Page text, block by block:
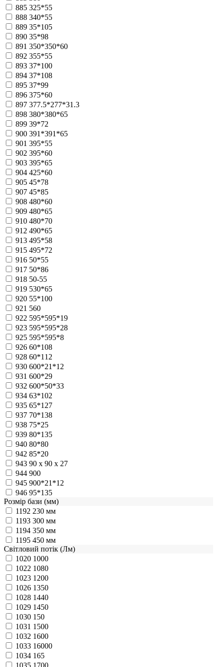
885 325*55
888 340*55
889 35*105
890 35*98
891 350*350*60
892 355*55
893 37*100
894 37*108
895 37*99
896 375*60
897 377.5*277*31.3
898 380*380*65
899 39*72
900 391*391*65
901 395*55
902 395*60
903 395*65
904 425*60
905 45*78
907 45*85
908 480*60
909 480*65
910 480*70
912 490*65
913 495*58
915 495*72
916 50*55
917 50*86
918 50-55
919 530*65
920 55*100
921 560
922 595*595*19
923 595*595*28
925 595*595*8
926 60*108
928 60*112
930 600*21*12
931 600*29
932 600*50*33
934 63*102
935 65*127
937 70*138
938 75*25
939 80*135
940 80*80
942 85*20
943 90 x 90 x 27
944 900
945 900*21*12
946 95*135
Розмір бази (мм)
1192 230 мм
1193 300 мм
1194 350 мм
1195 450 мм
Світловий потік (Лм)
1020 1000
1022 1080
1023 1200
1026 1350
1028 1440
1029 1450
1030 150
1031 1500
1032 1600
1033 16000
1034 165
1035 1700